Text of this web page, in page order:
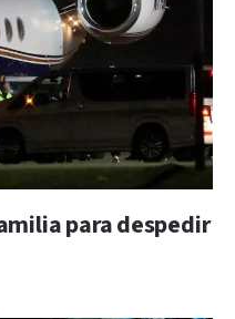
para despedir